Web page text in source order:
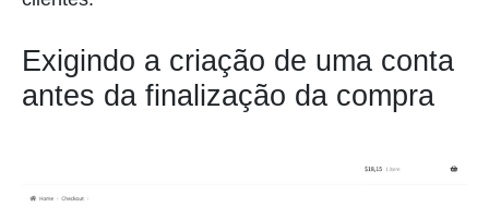
Exigindo a criação de uma conta
antes da finalização da compra